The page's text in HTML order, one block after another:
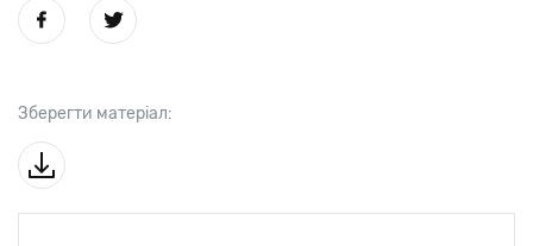
Зберегти матеріал: